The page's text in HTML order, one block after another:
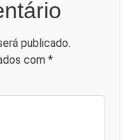
publicado.
com *